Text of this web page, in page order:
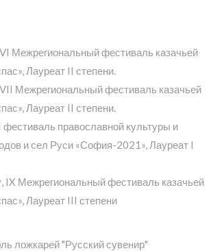
VI Межрегиональный фестиваль казачьей
Лауреат II степени.
VII Межрегиональный фестиваль казачьей
Лауреат II степени.
фестиваль православной культуры и
и сел Руси «София-2021», Лауреат I
IX Межрегиональный фестиваль казачьей
Лауреат III степени
ложкарей "Русский сувенир"